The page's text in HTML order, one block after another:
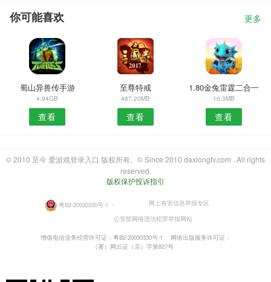
你可能喜欢 更多
蜀山异兽传手游
4.94GB
查看
至尊特戒
467.20MB
查看
1.80金兔雷霆二合一
10.3MB
查看
© 2010 至今 爱游戏登录入口 版权所有。© Since 2010 daxiongtv.com . All rights
reserved.
版权保护投诉指引
粤B2-20030330号-1 ・
网上有害信息举报专区
公安部网络违法犯罪举报网站
增值电信业务经营许可证：粤B2-20030330号-1
网络出版服务许可证：
（署）网出证（京）字第827号